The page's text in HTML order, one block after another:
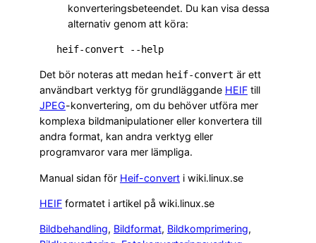
konverteringsbeteendet. Du kan visa dessa
alternativ genom att köra:
   heif-convert --help
Det bör noteras att medan heif-convert är ett
användbart verktyg för grundläggande HEIF till
JPEG-konvertering, om du behöver utföra mer
komplexa bildmanipulationer eller konvertera till
andra format, kan andra verktyg eller
programvaror vara mer lämpliga.
Manual sidan för Heif-convert i wiki.linux.se
HEIF formatet i artikel på wiki.linux.se
Bildbehandling, Bildformat, Bildkomprimering